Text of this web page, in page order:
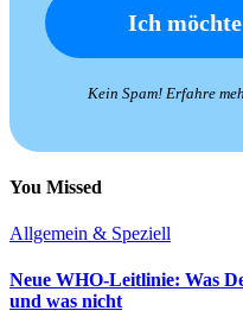
Kein Spam! Erfahre
You Missed
Allgemein & Speziell
Neue WHO-Leitlinie: Was
und was nicht